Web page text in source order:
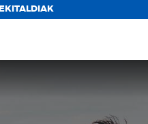
EKITALDIAK